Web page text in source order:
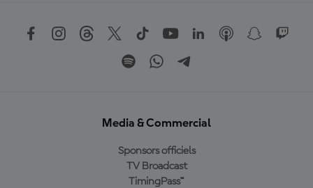
Media & Commercial
Sponsors officiels
TV Broadcast
TimingPass™